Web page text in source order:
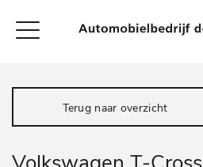
Terug naar overzicht